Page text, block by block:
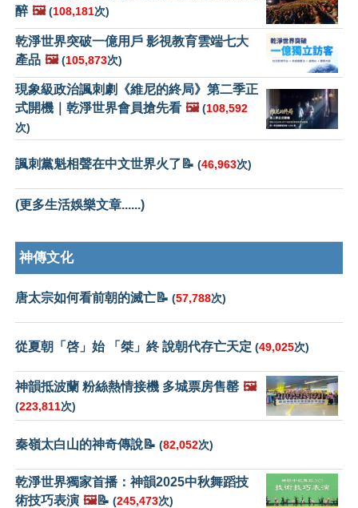
醉 🖼️ (108,181次)
乾淨世界突破一億用戶 影視教育雲端七大
產品 🖼️ (105,873次)
現象級政治諷刺劇《維尼的終局》第二季正
式開機｜乾淨世界會員搶先看 🖼️ (108,592
次)
諷刺黨魁相聲在中文世界火了📝 (46,963次)
(更多生活娛樂文章......)
神傳文化
唐太宗如何看前朝的滅亡📝 (57,788次)
從夏朝「啓」始 「桀」終 說朝代存亡天定 (49,025次)
神韻抵波蘭 粉絲熱情接機 多城票房售罄 🖼️
(223,811次)
秦嶺太白山的神奇傳說📝 (82,052次)
乾淨世界獨家首播：神韻2025中秋舞蹈技
術技巧表演 🖼️📝 (245,473次)